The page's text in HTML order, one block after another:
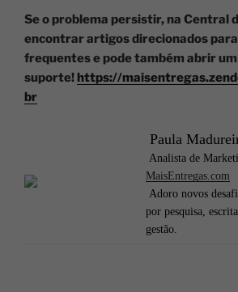
Se o problema persistir, na Central
encontrar artigos direcionados
frequentes e pode também abrir
suporte! https://
br
Paula
Analista de
MaisEntregas.com
Adoro novos
por pesquisa,
gestão.